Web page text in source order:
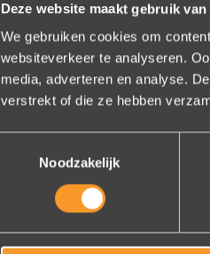
Deze website maakt gebruik
We gebruiken cookies om
websiteverkeer te analyseren.
media, adverteren en analyse.
verstrekt of die ze hebben
Noodzakelijk